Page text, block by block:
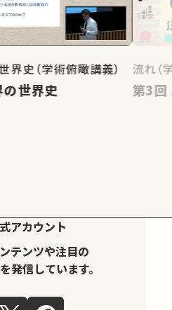
界史（学術俯瞰講義）
界の世界史
流れ（
アカウント
テンツや注目の
発信しています。